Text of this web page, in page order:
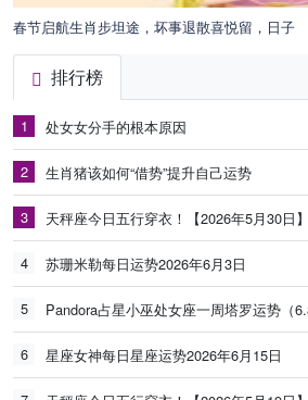
春节启航生肖步坦途，坏事退散喜悦留，日子
排行榜
1 处女女分手的根本原因
2 生肖猪该如何“借势”提升自己运势
3 天秤座今日五行穿衣！【2026年5月30日】
4 苏珊米勒每日运势2026年6月3日
5 Pandora占星小巫处女座一周塔罗运势（
6 星座女神每日星座运势2026年6月15日